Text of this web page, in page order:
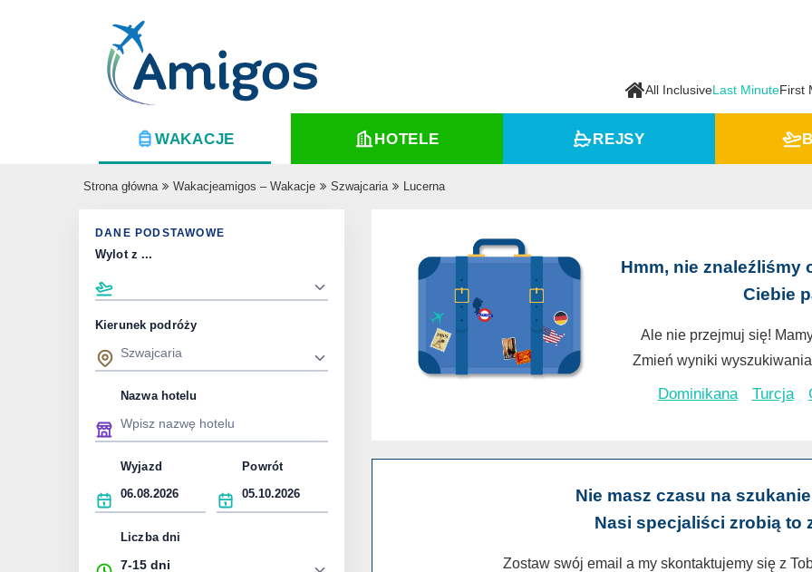
All InclusiveLast MinuteFirst
WAKACJE HOTELE REJSY
Strona główna Wakacjeamigos – Wakacje Szwajcaria Lucerna
DANE PODSTAWOWE
Wylot z ...
Kierunek podróży
Nazwa hotelu
Wyjazd Powrót
Liczba dni
Hmm, nie znaleźliśmy
Ciebie
Ale nie przejmuj się!
Zmień wyniki
Dominikana Turcja
Nie masz czasu na
Nasi specjaliści zrobią to
Zostaw swój email a my skontaktujemy się z